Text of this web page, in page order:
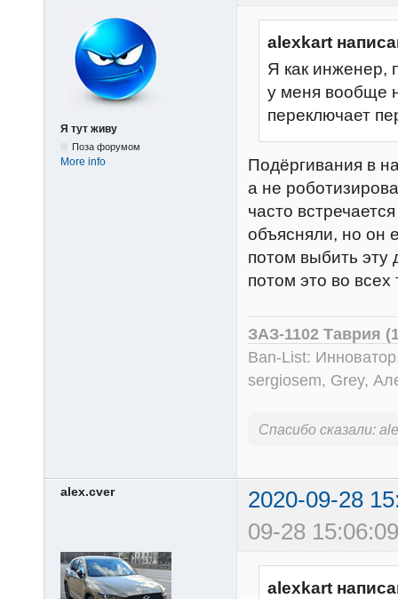
Я тут живу
Поза форумом
More info
alexkart
Я как инженер,
у меня вообще
переключает
Подёргивания в
а не
часто
объясняли, но он
потом выбить эту
потом это во всех
ЗАЗ-1102 Таврия
Ban-List:
sergiosem, Grey,
Спасибо сказали:
alex.cver
2020-09-28
09-28
alexkart